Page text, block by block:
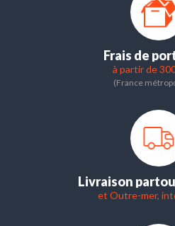
Frais de
à partir de
(France
Livraison
et Outre-mer,